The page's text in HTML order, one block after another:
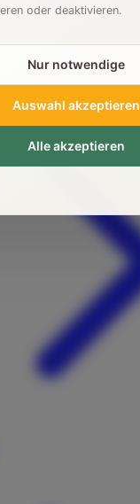
oder deaktivieren.
Nur notwendige
Auswahl akzeptieren
Alle akzeptieren